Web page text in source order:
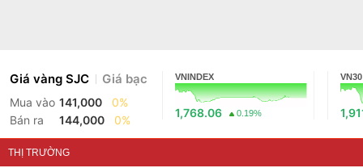
Giá vàng SJC Giá bạc
Mua vào 141,000
0%
Bán ra
144,000 0%
VNINDEX
1,768.06 0.19%
VN30
THỊ TRƯỜNG